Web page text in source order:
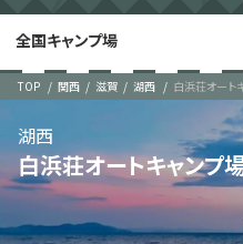
全国キャンプ場
TOP 関西 滋賀 湖西 白浜荘オート
白浜荘オートキャンプ
湖西